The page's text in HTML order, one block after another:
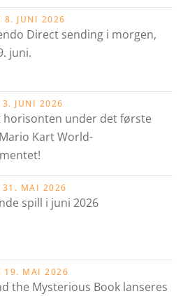
8. JUNI 2026
Direct sending i morgen,
juni.
3. JUNI 2026
horisonten under det første
Kart World-
31. MAI 2026
spill i juni 2026
19. MAI 2026
the Mysterious Book lanseres